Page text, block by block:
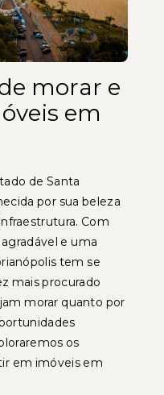
morar e
em
de Santa
por sua beleza
Com
e uma
tem se
mais procurado
morar quanto por
os
em imóveis em